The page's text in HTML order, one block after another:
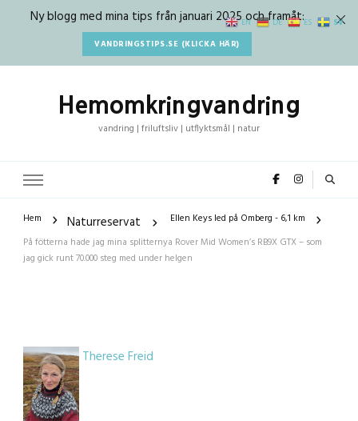
Ny blogg med mina tips från januari 2025 och framåt:
VANDRINGSTIPS.SE (KLICKA HÄR)
Hemomkringvandring
vandring | friluftsliv | utflyktsmål | natur
Hem Naturreservat
Ellen Keys led på Omberg - 6,1 km
På fötterna hade jag mina splitternya Rover Mid Women’s RB9X GTX – som
jag gick runt 70.000 steg med under helgen
Therese Freid
EN DE ES SV